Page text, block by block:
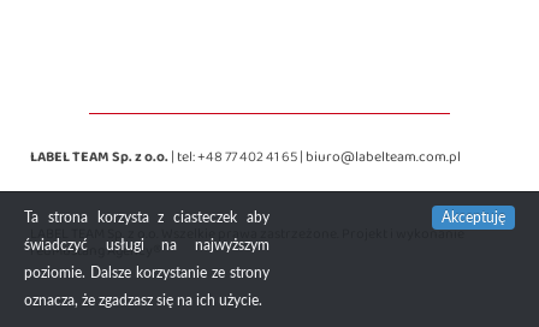
LABEL TEAM Sp. z o.o.| tel:+48 77 402 41 65|biuro@labelteam.com.pl
LABEL TEAM Sp. z o.o. Wszelkie prawa zastrzeżone. Projekt i wykonanie
redMustang Agency®
Ta strona korzysta z ciasteczek aby
świadczyć usługi na najwyższym
poziomie. Dalsze korzystanie ze strony
oznacza, że zgadzasz się na ich użycie.
Akceptuję